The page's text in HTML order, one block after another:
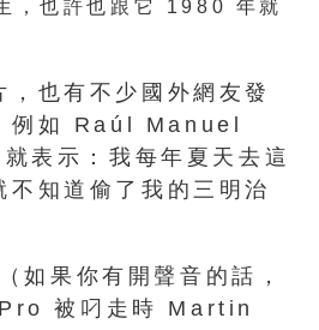
，也許也跟它 1980 年就
，也有不少國外網友發
例如 Raúl Manuel
表示：我每年夏天去這
不知道偷了我的三明治
如果你有開聲音的話，
被叼走時 Martin